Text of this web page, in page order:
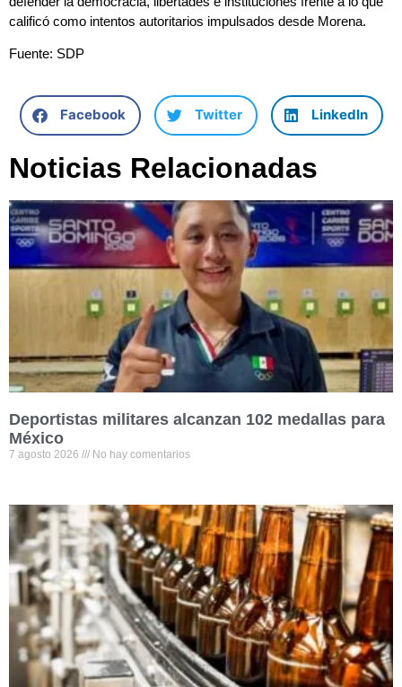
calificó como intentos autoritarios impulsados desde Morena.
Fuente: SDP
Facebook Twitter LinkedIn
Noticias Relacionadas
Deportistas militares alcanzan 102 medallas para
México
7 agosto 2026 No hay comentarios